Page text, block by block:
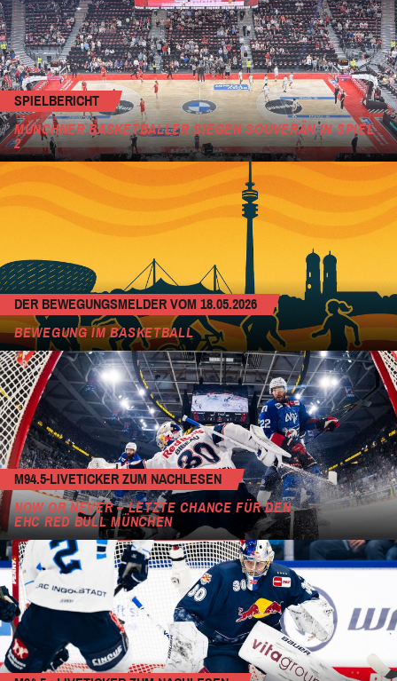
SPIELBERICHT
MÜNCHNER BASKETBALLER SIEGEN SOUVERÄN IN SPIEL
2
DER BEWEGUNGSMELDER VOM 18.05.2026
BEWEGUNG IM BASKETBALL
M94.5-LIVETICKER ZUM NACHLESEN
NOW OR NEVER – LETZTE CHANCE FÜR DEN
EHC RED BULL MÜNCHEN